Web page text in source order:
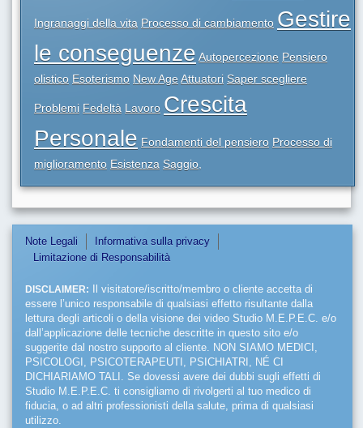
Ingranaggi della vita Processo di cambiamento Gestire
le conseguenze Autopercezione Pensiero
olistico Esoterismo New AgeAttuatori Saper scegliere
Problemi Fedeltà Lavoro Crescita
Personale Fondamenti del pensiero Processo di
miglioramento Esistenza Saggio,
Note Legali
Informativa sulla privacy
Limitazione di Responsabilità
DISCLAIMER: Il visitatore/iscritto/membro o cliente accetta di
essere l’unico responsabile di qualsiasi effetto risultante dalla
lettura degli articoli o della visione dei video Studio M.E.P.E.C. e/o
dall’applicazione delle tecniche descritte in questo sito e/o
suggerite dal nostro supporto al cliente. NON SIAMO MEDICI,
PSICOLOGI, PSICOTERAPEUTI, PSICHIATRI, NÉ CI
DICHIARIAMO TALI. Se dovessi avere dei dubbi sugli effetti di
Studio M.E.P.E.C. ti consigliamo di rivolgerti al tuo medico di
fiducia, o ad altri professionisti della salute, prima di qualsiasi
utilizzo.